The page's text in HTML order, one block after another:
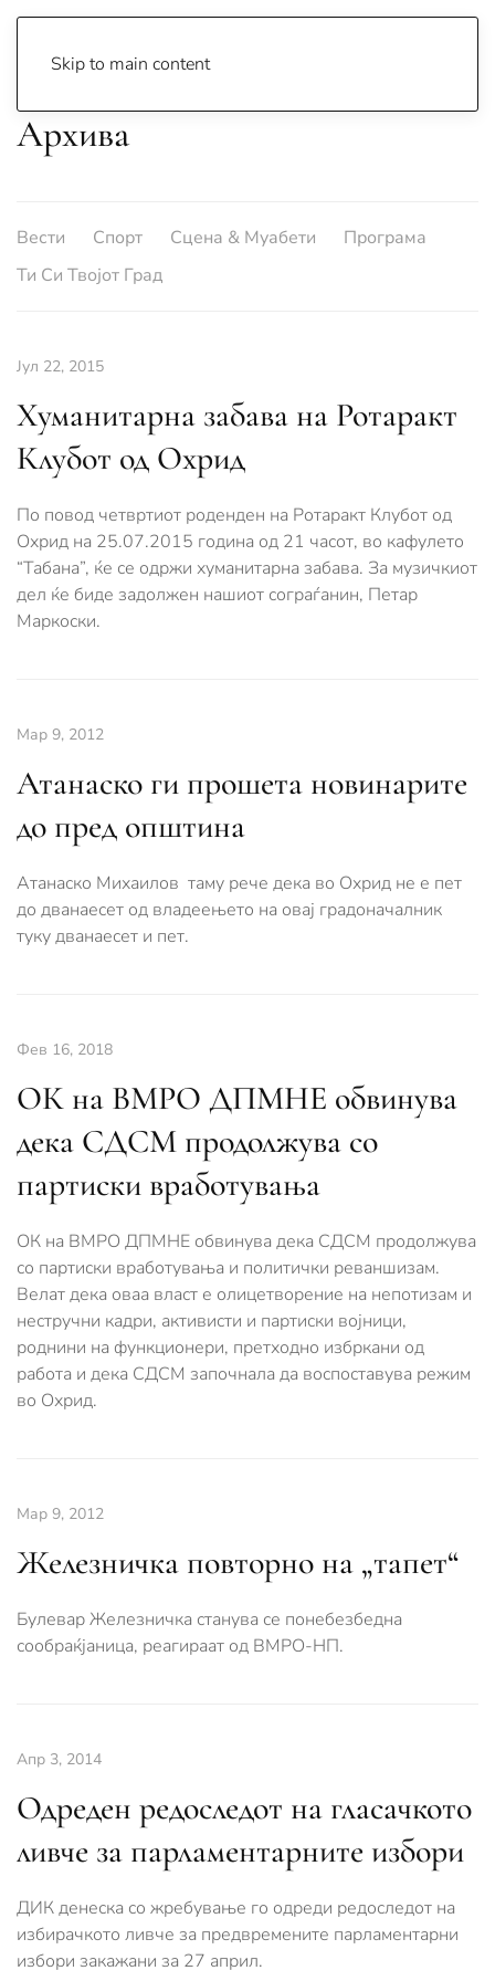
Skip to main content
Архива
Вести Спорт Сцена & Муабети
Програма
Ти Си Твојот Град
Јул 22, 2015
Хуманитарна забава на Ротаракт
Клубот од Охрид
По повод четвртиот роденден на Ротаракт Клубот од
Охрид на 25.07.2015 година од 21 часот, во кафулето
“Табана”, ќе се одржи хуманитарна забава. За музичкиот
дел ќе биде задолжен нашиот сограѓанин, Петар
Маркоски.
Мар 9, 2012
Атанаско ги прошета новинарите
до пред општина
Атанаско Михаилов таму рече дека во Охрид не е пет
до дванаесет од владеењето на овај градоначалник
туку дванаесет и пет.
Фев 16, 2018
ОК на ВМРО ДПМНЕ обвинува
дека СДСМ продолжува со
партиски вработувања
ОК на ВМРО ДПМНЕ обвинува дека СДСМ продолжува
со партиски вработувања и политички реваншизам.
Велат дека оваа власт е олицетворение на непотизам и
нестручни кадри, активисти и партиски војници,
роднини на функционери, претходно избркани од
работа и дека СДСМ започнала да воспоставува режим
во Охрид.
Мар 9, 2012
Железничка повторно на „тапет“
Булевар Железничка станува се понебезбедна
сообраќјаница, реагираат од ВМРО-НП.
Апр 3, 2014
Одреден редоследот на гласачкото
ливче за парламентарните избори
ДИК денеска со жребување го одреди редоследот на
избирачкото ливче за предвремените парламентарни
избори закажани за 27 април.